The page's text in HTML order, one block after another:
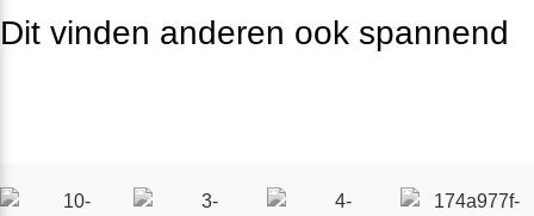
Dit vinden anderen ook spannend